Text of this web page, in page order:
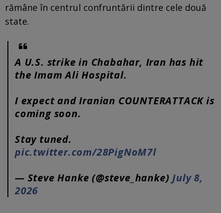
rămâne în centrul confruntării dintre cele două
state.
A U.S. strike in Chabahar, Iran has hit
the Imam Ali Hospital.
I expect and Iranian COUNTERATTACK is
coming soon.
Stay tuned.
pic.twitter.com/28PigNoM7l
— Steve Hanke (@steve_hanke) July 8,
2026